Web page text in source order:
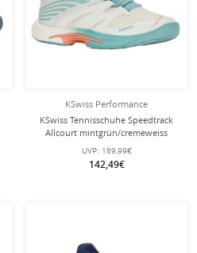
KSwiss Performance
KSwiss Tennisschuhe Speedtrack
Allcourt mintgrün/cremeweiss
Damen
UVP: 189,99€
142,49€